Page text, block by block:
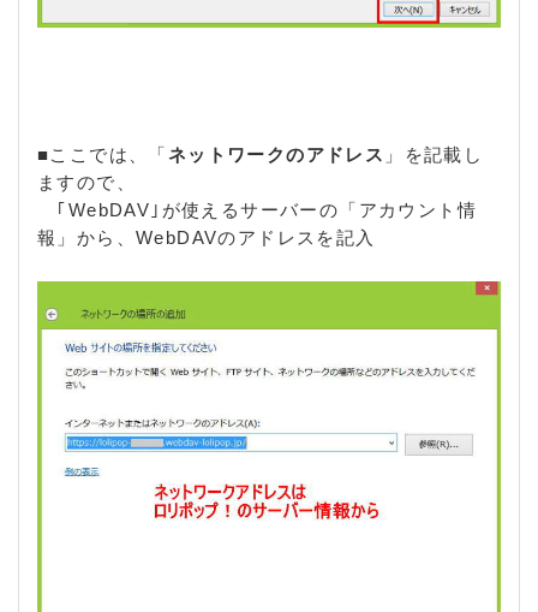
■ここでは、「ネットワークのアドレス 」を記載し
ますので、
｢WebDAV｣が使えるサーバーの「アカウント情
報」から、WebDAVのアドレスを記入